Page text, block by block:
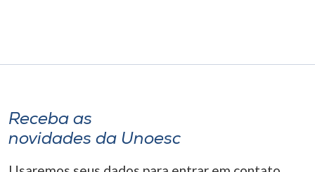
o idioma
A-
Receba as
novidades da Unoesc